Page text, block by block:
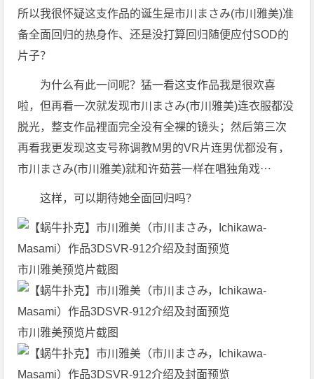
所以我很怀疑这支作品的诞生是市川まさみ(市川雅美)准
备全面回归的热身作、还是没打算回归随便应付SOD的
片子？
为什么有此一问呢？猛一看这支作品我是很欢喜
啦，但再看一次就发现市川まさみ(市川雅美)连衣服都没
脱光，整支作品裡面完全没有全裸的镜头；然后第三次
再看我更发现这支号称调教M男的VR片连男优都没有，
市川まさみ(市川雅美)就和许茹芸一样在唱独角戏⋯
这样，可以期待她全面回归吗？
市川雅美预览片截图
市川雅美预览片截图